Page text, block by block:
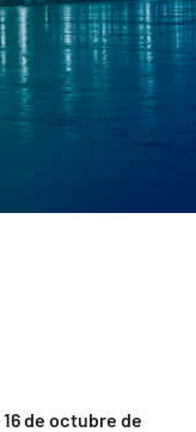
de octubre de